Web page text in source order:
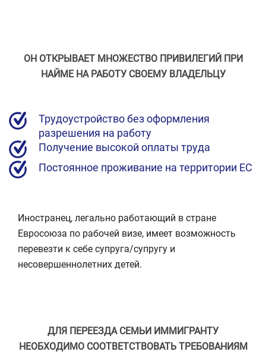
ОН ОТКРЫВАЕТ МНОЖЕСТВО ПРИВИЛЕГИЙ ПРИ
НАЙМЕ НА РАБОТУ СВОЕМУ ВЛАДЕЛЬЦУ
Трудоустройство без оформления
разрешения на работу
Получение высокой оплаты труда
Постоянное проживание на территории ЕС
Иностранец, легально работающий в стране
Евросоюза по рабочей визе, имеет возможность
перевезти к себе супруга/супругу и
несовершеннолетних детей.
ДЛЯ ПЕРЕЕЗДА СЕМЬИ ИММИГРАНТУ
НЕОБХОДИМО СООТВЕТСТВОВАТЬ ТРЕБОВАНИЯМ